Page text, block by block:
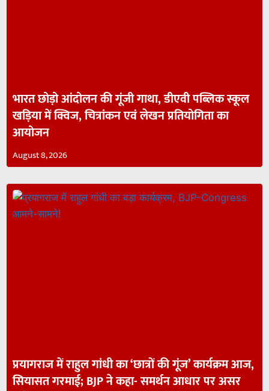
भारत छोड़ो आंदोलन की गूंजी गाथा, डीएवी पब्लिक स्कूल
खड़िया में क्विज, चित्रांकन एवं लेखन प्रतियोगिता का
आयोजन
August 8, 2026
प्रयागराज में राहुल गांधी का ‘छात्रों की गूंज’ कार्यक्रम आज,
सियासत गरमाई; BJP ने कहा- समर्थन आधार पर असर